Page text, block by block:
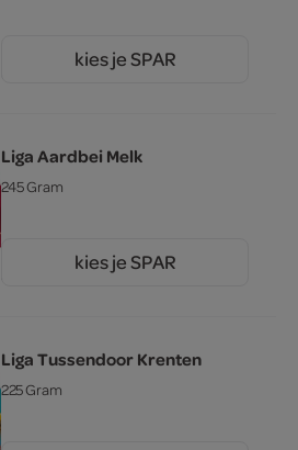
kies je SPAR
Liga Aardbei Melk
245 Gram
kies je SPAR
Liga Tussendoor Krenten
225 Gram